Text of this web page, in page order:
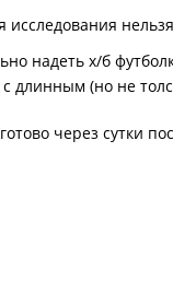
исследования
надеть х/б
длинным (но не
готово через сутки